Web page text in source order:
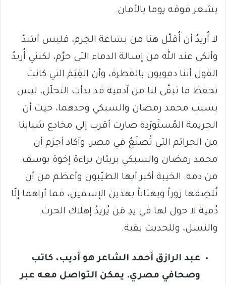
يشعر فوقه يوما بالأمان.
لا أُريدُ أن أُقلّل هنا من بشاعة الجرم، فليس أشدّ
وأنكى عند الله من إسالة الدماء التى حرَّم، لكنني أُريدُ
القول أننا دمويون بالفطرة، وأن القِيَمَ التي كانت
تحفظ ما تبقّى لنا من آدمية قد بدأت التحلّل، ليس
بسبب محمد رمضان والسبكي وحدهما، حيث أن
الجريمة المُستَورَدة صارت أقرب إلى مخادع شبابنا
من الجرائم التي تُصنَعُ في مصر، وأكاد أجزم أن
محمد رمضان والسبكي بريئان براءة إخوة يوسف
من دمه. الخيبة أكبر أيها الطيّبون وأعظم من أن
نُلصِقها زوراً وبهتاناً بهذين الإسمين، فما أراهما إلّا
دُمية لا حول لها في يدِ مَن يُريدُ إهلاك الحرث
والنسل، وللحديث بقية.
عبد الرازق أحمد الشاعر هو أديب، كاتب
وصحافي مصري. يمكن التواصل معه عبر